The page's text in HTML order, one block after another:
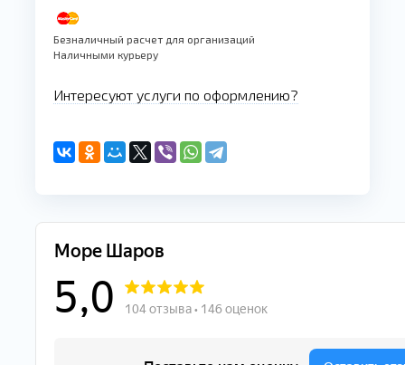
Безналичный расчет для организаций
Наличными курьеру
Интересуют услуги по оформлению?